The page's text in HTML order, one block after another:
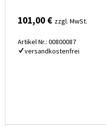
101,00 € zzgl. MwSt.
Artikel Nr.: 00800087
versandkostenfrei